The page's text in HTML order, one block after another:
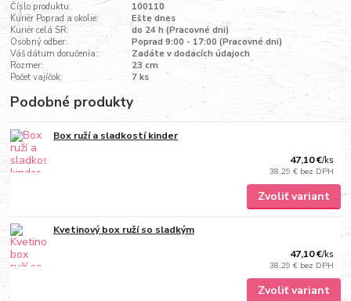
Číslo produktu:
100110
Kuriér Poprad a okolie:
Ešte dnes
Kuriér celá SR:
do 24 h (Pracovné dni)
Osobný odber:
Poprad 9:00 - 17:00 (Pracovné dni)
Váš dátum doručenia:
Zadáte v dodacích údajoch
Rozmer:
23 cm
Počet vajíčok:
7 ks
Podobné produkty
Box ruží a sladkostí kinder
47,10 €/ks
38,29 € bez DPH
Zvoliť variant
Kvetinový box ruží so sladkým
47,10 €/ks
38,29 € bez DPH
Zvoliť variant